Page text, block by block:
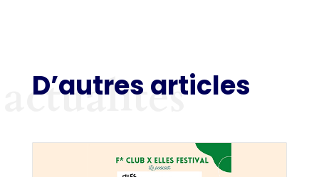
D’autres articles
actualités